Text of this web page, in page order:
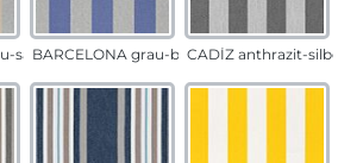
sandBARCELONA grau-blauCADÍZ anthrazit-silber